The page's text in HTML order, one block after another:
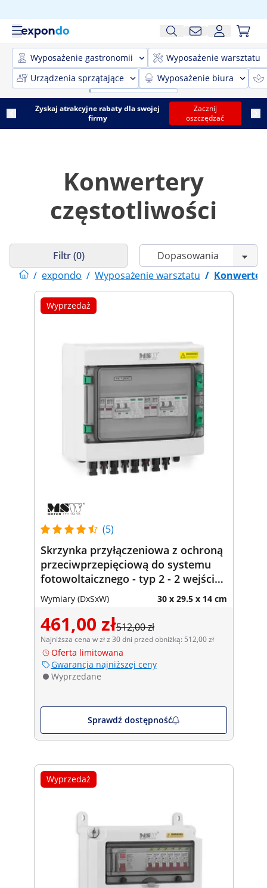
Wyposażenie gastronomii
Wyposażenie warsztatu
Urządzenia sprzątające
Wyposażenie biura
Zyskaj atrakcyjne rabaty dla swojej
firmy
Zacznij
oszczędzać
Konwertery
częstotliwości
/ expondo / Wyposażenie warsztatu /
Filtr (0)
Wyprzedaż
(5)
Skrzynka przyłączeniowa z ochroną
przeciwprzepięciową do systemu
fotowoltaicznego - typ 2 - 2 wejścia
/ 2 wyjścia - 600 V - IP65
Wymiary (DxSxW) 30 x 29.5 x 14 cm
461,00 zł512,00 zł
Najniższa cena w zł z 30 dni przed obniżką: 512,00 zł
Oferta limitowana
Gwarancja najniższej ceny
Wyprzedane
Sprawdź dostępność
Wyprzedaż